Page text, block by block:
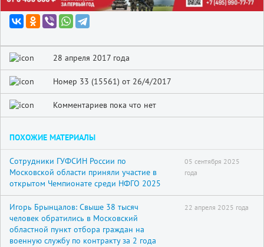
28 апреля 2017 года
Номер 33 (15561) от 26/4/2017
Комментариев пока что нет
ПОХОЖИЕ МАТЕРИАЛЫ
Сотрудники ГУФСИН России по
Московской области приняли участие в
открытом Чемпионате среди НФГО 2025
05 сентября 2025
года
Игорь Брынцалов: Свыше 38 тысяч
человек обратились в Московский
областной пункт отбора граждан на
военную службу по контракту за 2 года
22 апреля 2025 года